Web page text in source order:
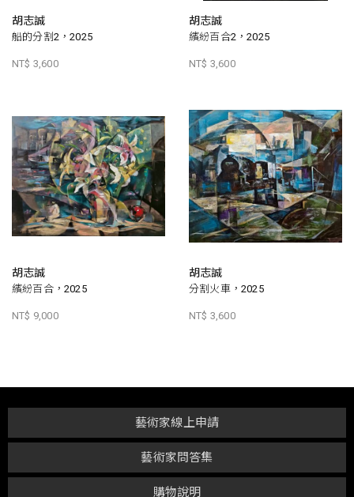
胡志誠
船的分割2，2025
NT$ 3,600
胡志誠
繽紛百合2，2025
NT$ 3,600
胡志誠
繽紛百合，2025
NT$ 9,000
胡志誠
分割火車，2025
NT$ 3,600
購物說明
藝術家問答集
藝術家線上申請